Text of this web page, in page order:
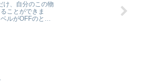
け、自分のこの物
ことができま
ルがOFFのと